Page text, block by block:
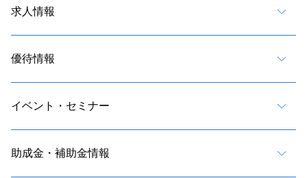
求人情報
優待情報
イベント・セミナー
助成金・補助金情報